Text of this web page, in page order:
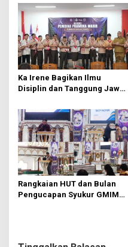
Ka Irene Bagikan Ilmu
Disiplin dan Tanggung Jawab
Manado
Rangkaian HUT dan Bulan
Pengucapan Syukur GMIM